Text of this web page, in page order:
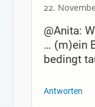
22.
@Anita:
… (m)ein
bedingt
Antworten